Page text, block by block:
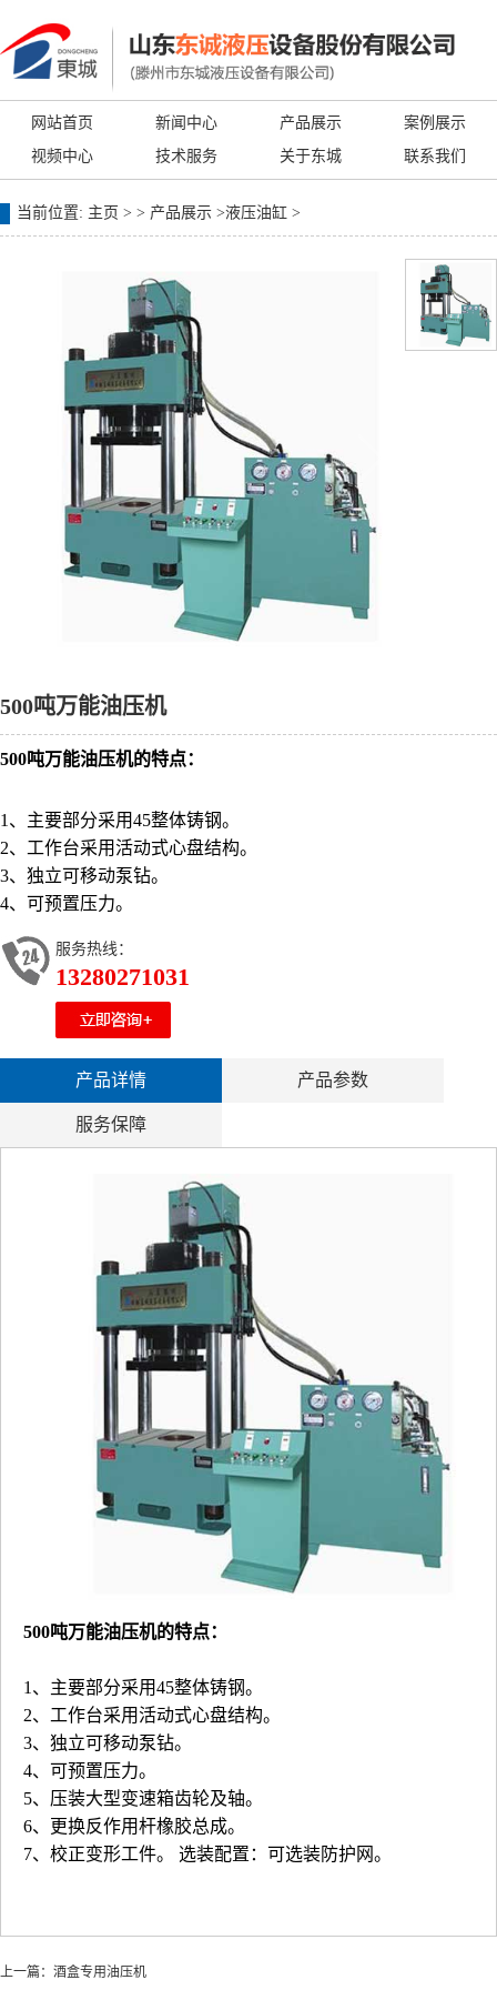
网站首页 新闻中心 产品展示
案例展示
视频中心
技术服务 关于东城 联系我们
当前位置: 主页 > > 产品展示 >液压油缸 >
500吨万能油压机
500吨万能油压机的特点：
1、主要部分采用45整体铸钢。
2、工作台采用活动式心盘结构。
3、独立可移动泵钻。
4、可预置压力。
服务热线：
13280271031
产品详情 产品参数
服务保障
500吨万能油压机的特点：
1、主要部分采用45整体铸钢。
2、工作台采用活动式心盘结构。
3、独立可移动泵钻。
4、可预置压力。
5、压装大型变速箱齿轮及轴。
6、更换反作用杆橡胶总成。
7、校正变形工件。 选装配置：可选装防护网。
上一篇： 酒盒专用油压机